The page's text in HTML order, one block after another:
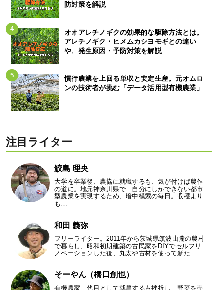
防対策を解説
オオアレチノギクの効果的な駆除方法とは。
アレチノギク・ヒメムカシヨモギとの違い
や、発生原因・予防対策を解説
慣行農業を上回る単収と安定生産。元オムロ
ンの技術者が挑む「データ活用型有機農業」
注目ライター
鮫島 理央
大学を卒業後、農協に就職するも、気が付けば農作
の道に。地元神奈川県で、自分にしかできない都市
型農業を実現するため、暗中模索の毎日。収穫より
も…
和田 義弥
フリーライター。2011年から茨城県筑波山麓の農村
で暮らし、昭和初期建築の古民家をDIYでセルフリ
ノベーションした後、丸太や古材を使って新た…
そーやん（橋口創也）
有機農家二代目として就農するも挫折し、野菜を売